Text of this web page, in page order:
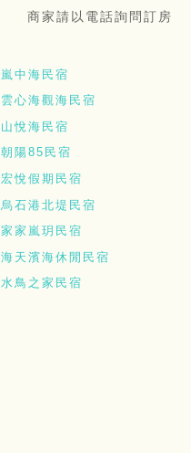
商家請以電話詢問訂房
嵐中海民宿
雲心海觀海民宿
山悅海民宿
朝陽85民宿
宏悅假期民宿
烏石港北堤民宿
家家嵐玥民宿
海天濱海休閒民宿
水鳥之家民宿